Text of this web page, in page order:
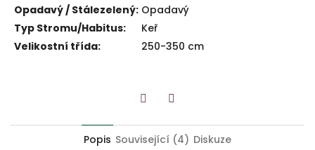
Opadavý / Stálezelený: Opadavý
Typ Stromu/Habitus:
Keř
Velikostní třída: 250-350 cm
Popis Související (4) Diskuze